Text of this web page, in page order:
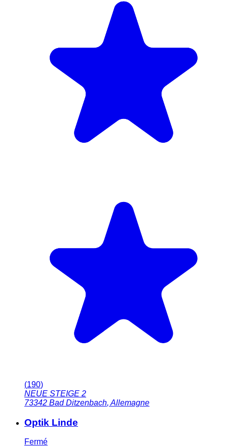
(190)
NEUE STEIGE 2
73342 Bad Ditzenbach, Allemagne
Optik Linde
Fermé